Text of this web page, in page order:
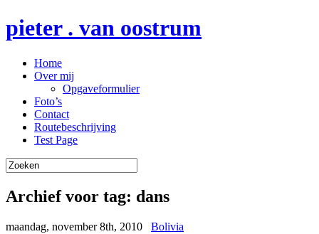
pieter . van oostrum
Home
Over mij
Opgaveformulier
Foto’s
Contact
Routebeschrijving
Test Page
Archief voor tag: dans
maandag, november 8th, 2010 Bolivia